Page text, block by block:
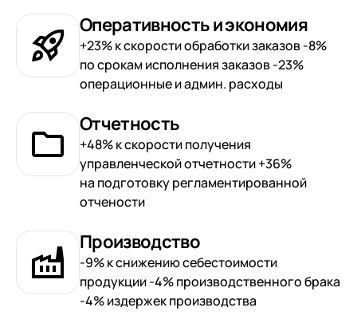
Оперативность и экономия
+23% к скорости обработки заказов -8%
по срокам исполнения заказов -23%
операционные и админ. расходы
Отчетность
+48% к скорости получения
управленческой отчетности +36%
на подготовку регламентированной
отчености
Производство
-9% к снижению себестоимости
продукции -4% производственного брака
-4% издержек производства